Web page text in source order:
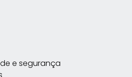
e segurança